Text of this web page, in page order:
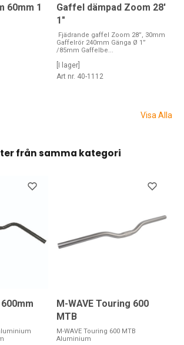
60mm 1
Gaffel dämpad Zoom 28'
1"
Fjädrande gaffel Zoom 28”, 30mm
Gaffelrör 240mm Gänga Ø 1”
/85mm Gaffelbe...
[I lager]
Art nr. 40-1112
Visa Alla
från samma kategori
M-WAVE Touring 600
MTB
M-WAVE Touring 600 MTB
Aluminium